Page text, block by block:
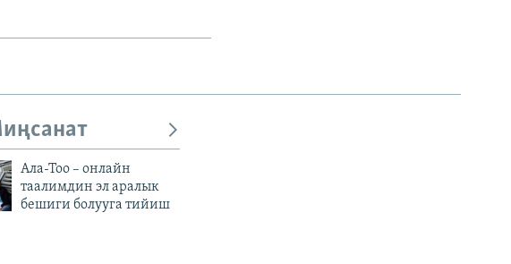
Ала-Тоо – онлайн
таалимдин эл аралык
бешиги болууга тийиш